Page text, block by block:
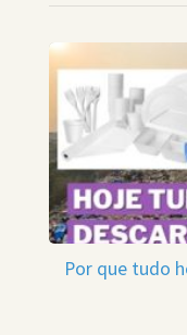
Por que tudo